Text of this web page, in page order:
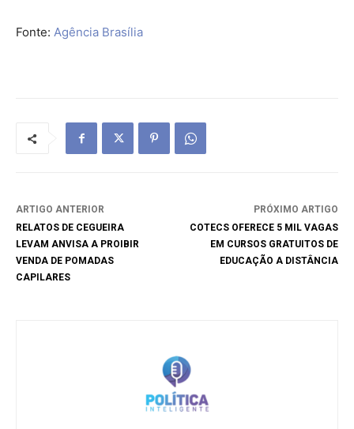
Fonte: Agência Brasília
ARTIGO ANTERIOR
RELATOS DE CEGUEIRA
LEVAM ANVISA A PROIBIR
VENDA DE POMADAS
CAPILARES
PRÓXIMO ARTIGO
COTECS OFERECE 5 MIL VAGAS
EM CURSOS GRATUITOS DE
EDUCAÇÃO A DISTÂNCIA